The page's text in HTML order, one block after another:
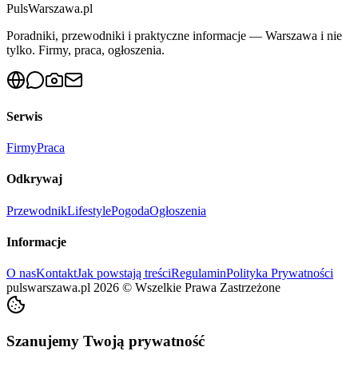
PulsWarszawa.pl
Poradniki, przewodniki i praktyczne informacje — Warszawa i nie
tylko. Firmy, praca, ogłoszenia.
Serwis
FirmyPraca
Odkrywaj
PrzewodnikLifestylePogodaOgłoszenia
Informacje
O nasKontaktJak powstają treściRegulaminPolityka Prywatności
pulswarszawa.pl 2026 © Wszelkie Prawa Zastrzeżone
Szanujemy Twoją prywatność